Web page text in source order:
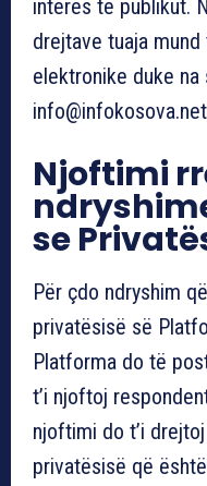
interes të publikut.
drejtave tuaja
elektronike duke na
info@infokosova.net
Njoftimi
se
Për çdo ndryshim
privatësisë së
Platforma do të
t’i njoftoj
njoftimi do t’i
privatësisë që